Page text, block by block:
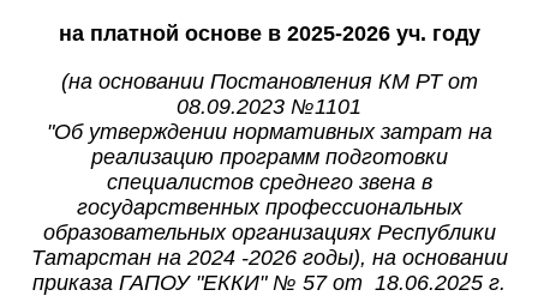
на платной основе в 2025-2026 уч. году
(на основании Постановления КМ РТ от
08.09.2023 №1101
"Об утверждении нормативных затрат на
реализацию программ подготовки
специалистов среднего звена в
государственных профессиональных
образовательных организациях Республики
Татарстан на 2024 -2026 годы), на основании
приказа ГАПОУ "ЕККИ" № 57 от 18.06.2025 г.